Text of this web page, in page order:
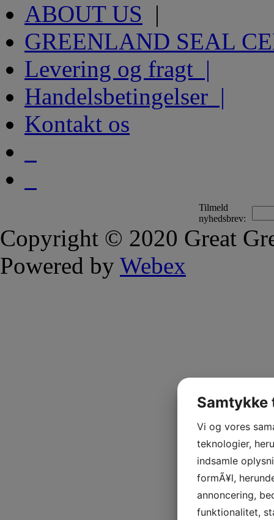
ABOUT US |
GREENLAND SEAL
Levering og fragt |
Handelsbetingelser |
Kontakt os
Tilmeld
nyhedsbrev:
Copyright © 2020 Great
Powered by Webex
Vi og vores
teknologier,
indsamle
formÃ¥l,
annoncering,
funktionalitet,